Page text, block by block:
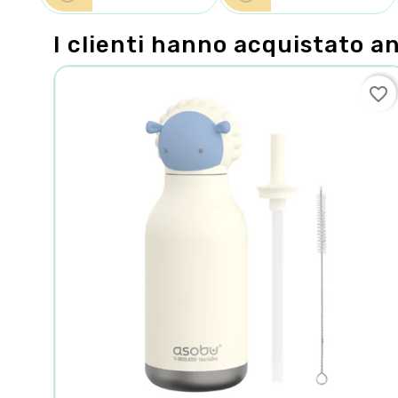
I clienti hanno acquistato
favorite_border